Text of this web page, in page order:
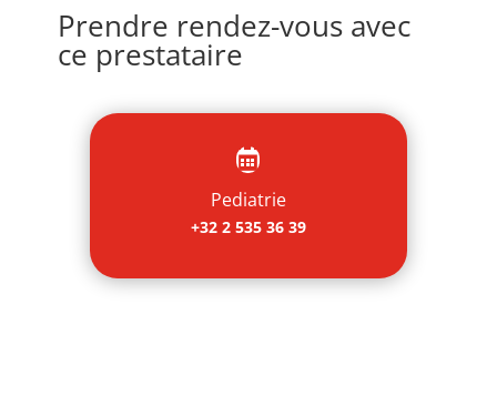
Prendre rendez-vous avec
ce prestataire

Pediatrie
+32 2 535 36 39